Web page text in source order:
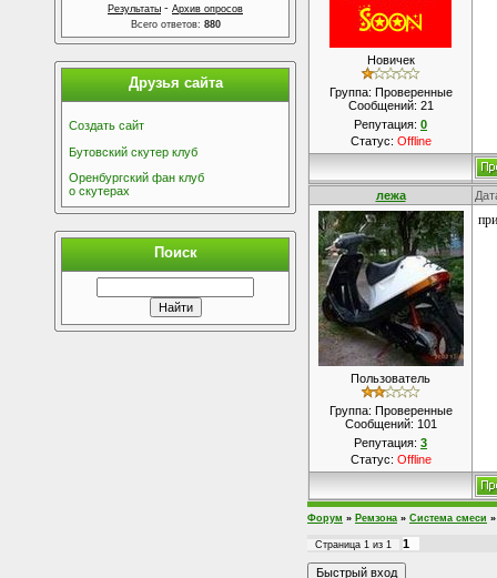
Результаты - Архив опросов
Всего ответов: 880
Друзья сайта
Создать сайт
Бутовский скутер клуб
Оренбургский фан клуб
о скутерах
Поиск
Новичек
Группа: Проверенные
Сообщений: 21
Репутация: 0
Статус: Offline
лежа
Пользователь
Группа: Проверенные
Сообщений: 101
Репутация: 3
Статус: Offline
Форум » Ремзона » Система смеси »
Страница 1 из 1 1